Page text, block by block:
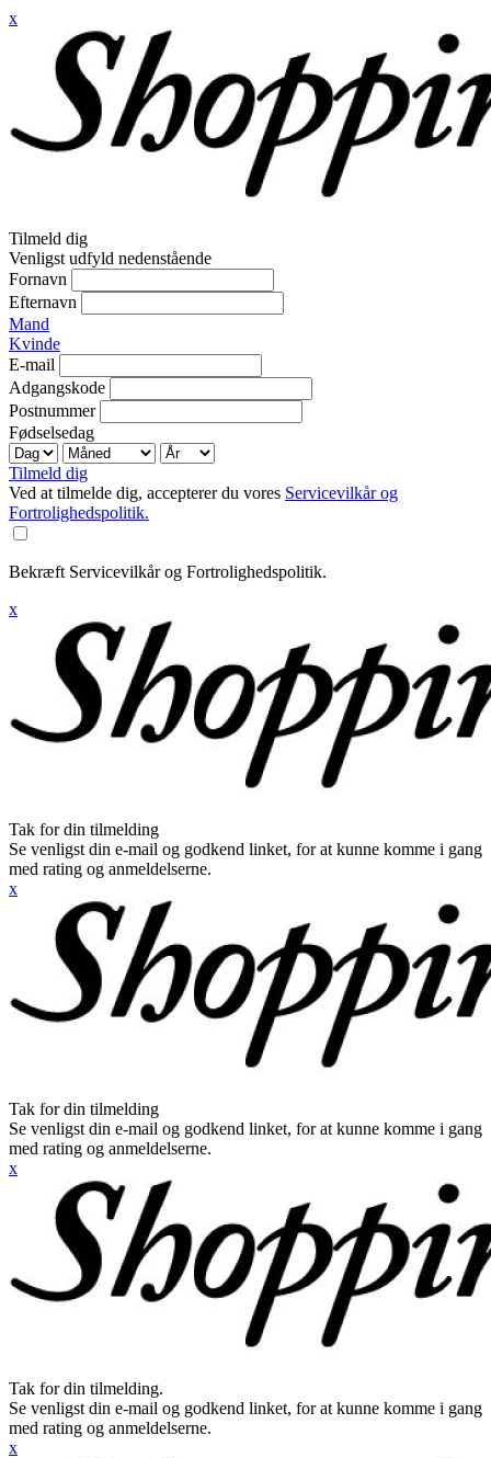
x
Tilmeld dig
Venligst udfyld nedenstående
Fornavn
Efternavn
Mand
Kvinde
E-mail
Adgangskode
Postnummer
Fødselsedag
Tilmeld dig
Ved at tilmelde dig, accepterer du vores Servicevilkår og
Fortrolighedspolitik.
Bekræft Servicevilkår og Fortrolighedspolitik.
x
Tak for din tilmelding
Se venligst din e-mail og godkend linket, for at kunne komme i gang
med rating og anmeldelserne.
x
Tak for din tilmelding
Se venligst din e-mail og godkend linket, for at kunne komme i gang
med rating og anmeldelserne.
x
Tak for din tilmelding.
Se venligst din e-mail og godkend linket, for at kunne komme i gang
med rating og anmeldelserne.
x